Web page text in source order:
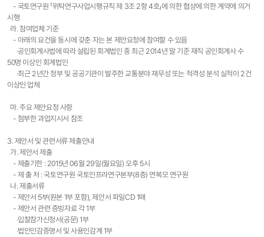
- 국토연구원 「위탁연구사업시행규칙 제 3조 2항 4호」에 의한 협상에 의한 계약에 의거
시행
라. 참여업체 기준
- 아래의 요건을 동시에 갖춘 자는 본 제안요청에 참여할 수 있음
·공인회계사법에 따라 설립된 회계법인 중 최근 2014년 말 기준 재직 공인회계사 수
50명 이상인 회계법인
·최근 2년간 정부 및 공공기관이 발주한 교통분야 재무성 또는 적격성 분석 실적이 2건
이상인 업체
마. 주요 제안요청 사항
- 첨부한 과업지시서 참조
3. 제안서 및 관련서류 제출안내
가. 제안서 제출
- 제출기한 : 2015년 06월 29일(월요일) 오후 5시
- 제 출 처 : 국토연구원 국토인프라연구본부(8층) 연복모 연구원
나. 제출서류
- 제안서 5부(원본 1부 포함), 제안서 파일CD 1매
- 제안서 관련 증빙자료 각 1부
·입찰참가신청서(공문) 1부
·법인인감증명서 및 사용인감계 1부